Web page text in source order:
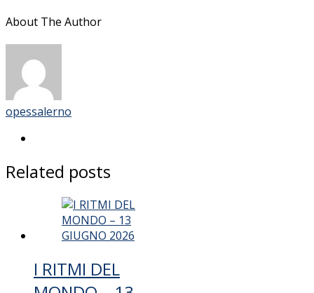
About The Author
opessalerno
Related posts
I RITMI DEL